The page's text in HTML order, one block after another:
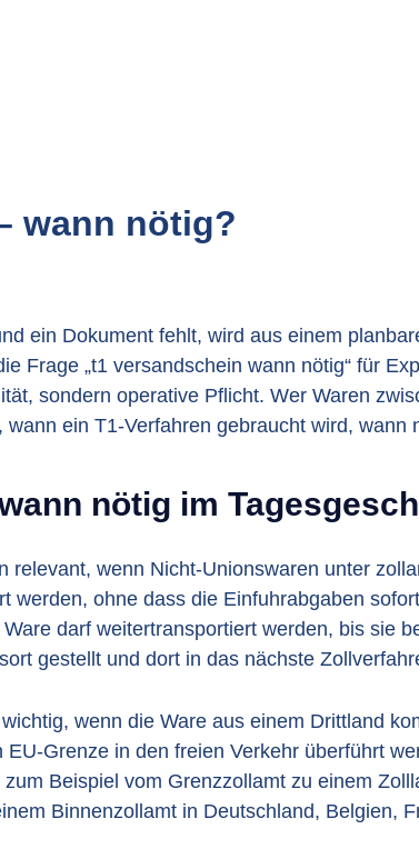
wann nötig?
ein Dokument fehlt, wird aus einem
Frage „t1 versandschein wann nötig“ für
sondern operative Pflicht. Wer Waren
ein T1-Verfahren gebraucht wird, wann
nötig im
relevant, wenn Nicht-Unionswaren unter
werden, ohne dass die Einfuhrabgaben
darf weitertransportiert werden, bis sie
gestellt und dort in das nächste
wenn die Ware aus einem Drittland
Grenze in den freien Verkehr überführt
Beispiel vom Grenzzollamt zu einem
Binnenzollamt in Deutschland, Belgien,